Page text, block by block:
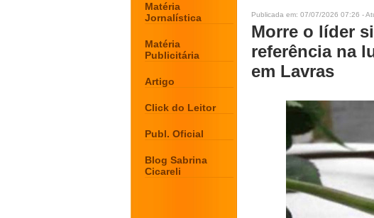
Matéria
Jornalística
Matéria
Publicitária
Artigo
Click do Leitor
Publ. Oficial
Blog Sabrina
Cicareli
Publicada em: 07/07/2026 07:26 -
Morre o líder
referência na
em Lavras